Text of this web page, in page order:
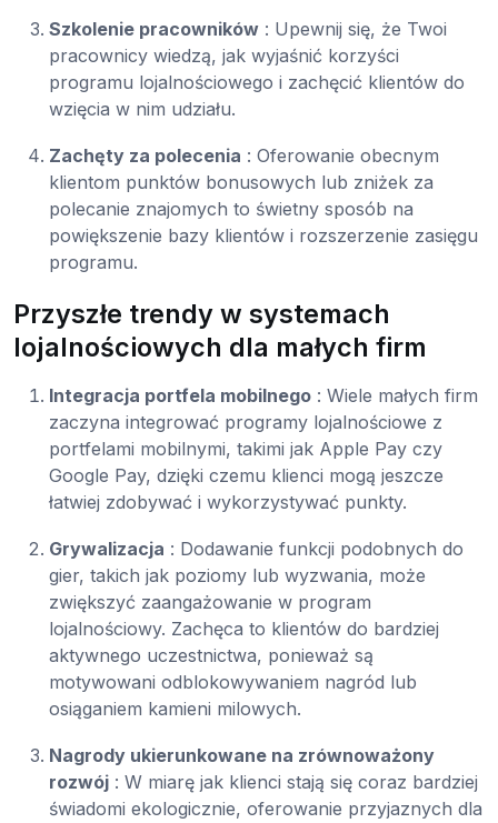
Szkolenie pracowników : Upewnij się, że Twoi
pracownicy wiedzą, jak wyjaśnić korzyści
programu lojalnościowego i zachęcić klientów do
wzięcia w nim udziału.
Zachęty za polecenia : Oferowanie obecnym
klientom punktów bonusowych lub zniżek za
polecanie znajomych to świetny sposób na
powiększenie bazy klientów i rozszerzenie zasięgu
programu.
Przyszłe trendy w systemach
lojalnościowych dla małych firm
Integracja portfela mobilnego : Wiele małych firm
zaczyna integrować programy lojalnościowe z
portfelami mobilnymi, takimi jak Apple Pay czy
Google Pay, dzięki czemu klienci mogą jeszcze
łatwiej zdobywać i wykorzystywać punkty.
Grywalizacja : Dodawanie funkcji podobnych do
gier, takich jak poziomy lub wyzwania, może
zwiększyć zaangażowanie w program
lojalnościowy. Zachęca to klientów do bardziej
aktywnego uczestnictwa, ponieważ są
motywowani odblokowywaniem nagród lub
osiąganiem kamieni milowych.
Nagrody ukierunkowane na zrównoważony
rozwój : W miarę jak klienci stają się coraz bardziej
świadomi ekologicznie, oferowanie przyjaznych dla